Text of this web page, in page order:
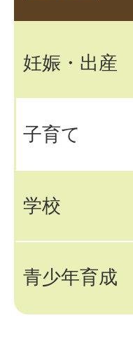
妊娠・出産
子育て
学校
青少年育成